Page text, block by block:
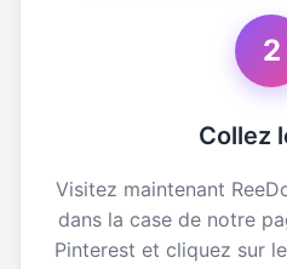
2
Collez
Visitez maintenant
dans la case de notre
Pinterest et cliquez sur